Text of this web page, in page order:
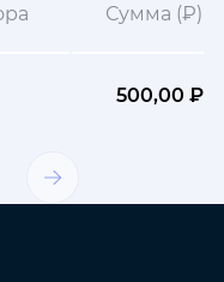
Сумма (₽)
500,00 ₽